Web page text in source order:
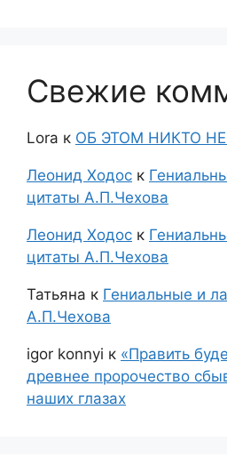
Свежие
Lora к ОБ ЭТОМ НИКТО
Леонид Ходос к
цитаты А.П.Чехова
Леонид Ходос к
цитаты А.П.Чехова
Татьяна к Гениальные и
А.П.Чехова
igor konnyi к «Править
древнее пророчество
наших глазах